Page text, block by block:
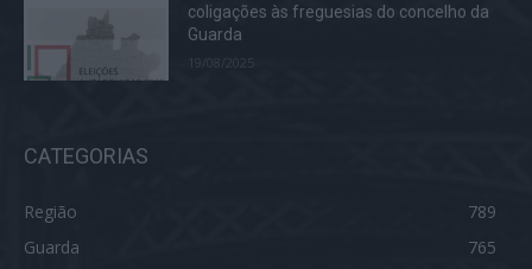
coligações às freguesias do concelho da
Guarda
19/08/2025
CATEGORIAS
Região
789
Guarda
765